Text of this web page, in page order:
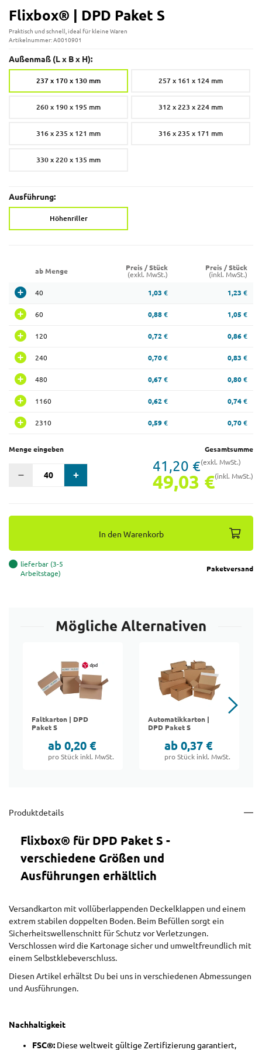
Flixbox® | DPD Paket S
Praktisch und schnell, ideal für kleine Waren
Artikelnummer: A0010901
Außenmaß (L x B x H):
237 x 170 x 130 mm 257 x 161 x 124 mm
260 x 190 x 195 mm 312 x 223 x 224 mm
316 x 235 x 121 mm 316 x 235 x 171 mm
330 x 220 x 135 mm
Ausführung:
Höhenriller
ab Menge
Preis / Stück
(exkl. MwSt.)
Preis / Stück
(inkl. MwSt.)
40 1,03 € 1,23 €
60 0,88 € 1,05 €
120 0,72 € 0,86 €
240 0,70 € 0,83 €
480 0,67 € 0,80 €
1160 0,62 € 0,74 €
2310 0,59 € 0,70 €
Menge eingeben Gesamtsumme
41,20 €(exkl. MwSt.)
49,03 €(inkl. MwSt.)
In den Warenkorb
lieferbar (3-5
Arbeitstage)
Paketversand
Mögliche Alternativen
Faltkarton | DPD
Paket S
ab 0,20 €
pro Stück inkl. MwSt.
Automatikkarton |
DPD Paket S
ab 0,37 €
pro Stück inkl. MwSt.
Produktdetails
Flixbox® für DPD Paket S -
verschiedene Größen und
Ausführungen erhältlich
Versandkarton mit vollüberlappenden Deckelklappen und einem
extrem stabilen doppelten Boden. Beim Befüllen sorgt ein
Sicherheitswellenschnitt für Schutz vor Verletzungen.
Verschlossen wird die Kartonage sicher und umweltfreundlich mit
einem Selbstklebeverschluss.
Diesen Artikel erhältst Du bei uns in verschiedenen Abmessungen
und Ausführungen.
Nachhaltigkeit
FSC®: Diese weltweit gültige Zertifizierung garantiert,